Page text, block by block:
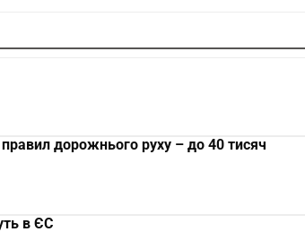
дорожнього руху – до 40 тисяч
в ЄС